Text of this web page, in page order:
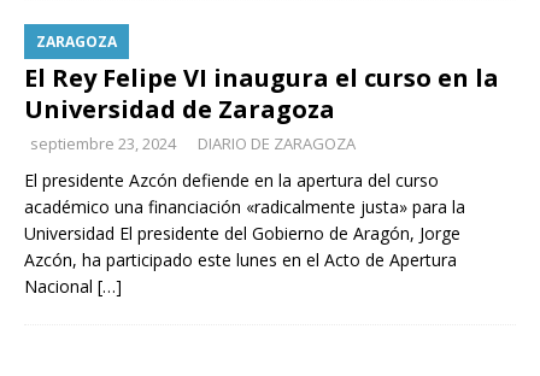
ZARAGOZA
El Rey Felipe VI inaugura el curso en la
Universidad de Zaragoza
septiembre 23, 2024 DIARIO DE ZARAGOZA
El presidente Azcón defiende en la apertura del curso
académico una financiación «radicalmente justa» para la
Universidad El presidente del Gobierno de Aragón, Jorge
Azcón, ha participado este lunes en el Acto de Apertura
Nacional […]